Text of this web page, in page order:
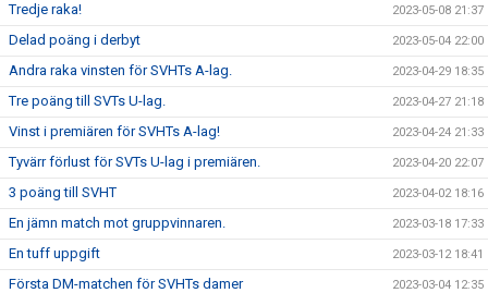
Tredje raka! 2023-05-08 21:37
Delad poäng i derbyt 2023-05-04 22:00
Andra raka vinsten för SVHTs A-lag. 2023-04-29 18:35
Tre poäng till SVTs U-lag. 2023-04-27 21:18
Vinst i premiären för SVHTs A-lag! 2023-04-24 21:33
Tyvärr förlust för SVTs U-lag i premiären. 2023-04-20 22:07
3 poäng till SVHT 2023-04-02 18:16
En jämn match mot gruppvinnaren. 2023-03-18 17:33
En tuff uppgift 2023-03-12 18:41
Första DM-matchen för SVHTs damer 2023-03-04 12:35